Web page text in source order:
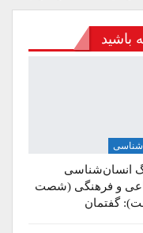
انسان‌شناسی
و فرهنگی (شصت
گفتمان